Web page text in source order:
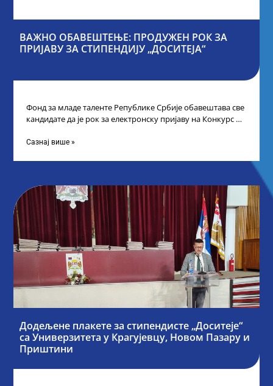
ВАЖНО ОБАВЕШТЕЊЕ: ПРОДУЖЕН РОК ЗА
ПРИЈАВУ ЗА СТИПЕНДИЈУ „ДОСИТЕЈА“
Фонд за младе таленте Републике Србије обавештава све
кандидате да је рок за електронску пријаву на Конкурс за
Сазнај више »
Додељене плакете за стипендисте „Доситеје“
са Универзитета у Крагујевцу, Новом Пазару и
Приштини